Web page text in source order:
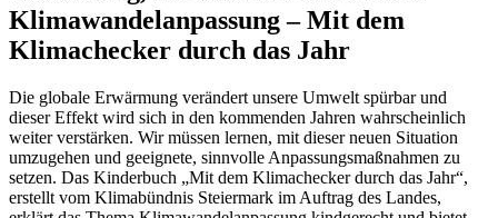
Klimawandelanpassung – Mit dem
Klimachecker durch das Jahr
Die globale Erwärmung verändert unsere Umwelt spürbar und
dieser Effekt wird sich in den kommenden Jahren wahrscheinlich
weiter verstärken. Wir müssen lernen, mit dieser neuen Situation
umzugehen und geeignete, sinnvolle Anpassungsmaßnahmen zu
setzen. Das Kinderbuch „Mit dem Klimachecker durch das Jahr“,
erstellt vom Klimabündnis Steiermark im Auftrag des Landes,